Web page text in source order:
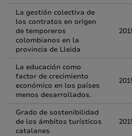
La gestión colectiva de
los contratos en origen
de temporeros
colombianos en la
provincia de Lleida
La educación como
factor de crecimiento
económico en los países
menos desarrollados.
Grado de sostenibilidad
de los ámbitos turísticos
catalanes